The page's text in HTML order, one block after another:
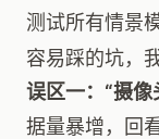
测试所有情景
容易踩的坑，
误区一：“摄像
据量暴增，回